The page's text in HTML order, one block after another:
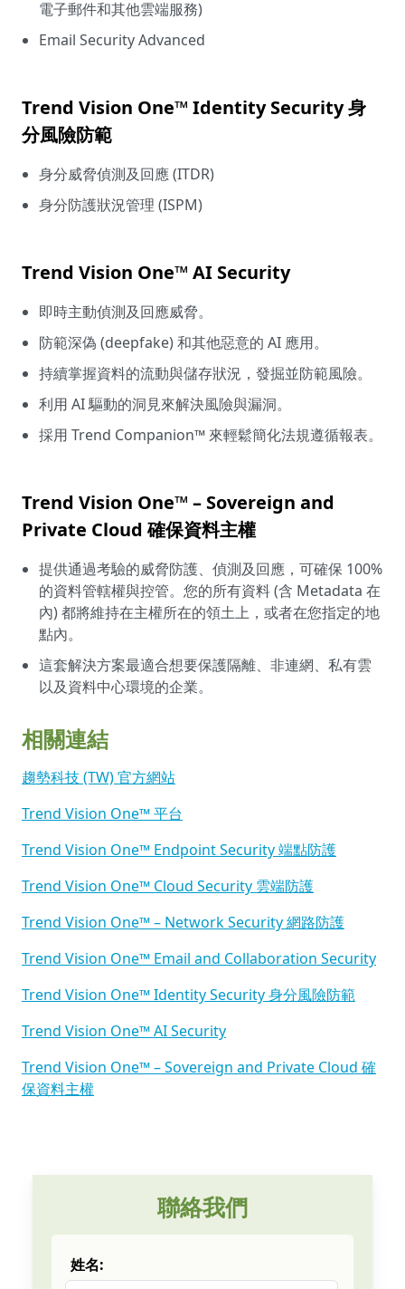
電子郵件和其他雲端服務)
Email Security Advanced
Trend Vision One™ Identity Security 身
分風險防範
身分威脅偵測及回應 (ITDR)
身分防護狀況管理 (ISPM)
Trend Vision One™ AI Security
即時主動偵測及回應威脅。
防範深偽 (deepfake) 和其他惡意的 AI 應用。
持續掌握資料的流動與儲存狀況，發掘並防範風險。
利用 AI 驅動的洞見來解決風險與漏洞。
採用 Trend Companion™ 來輕鬆簡化法規遵循報表。
Trend Vision One™ – Sovereign and
Private Cloud 確保資料主權
提供通過考驗的威脅防護、偵測及回應，可確保 100%
的資料管轄權與控管。您的所有資料 (含 Metadata 在
內) 都將維持在主權所在的領土上，或者在您指定的地
點內。
這套解決方案最適合想要保護隔離、非連網、私有雲
以及資料中心環境的企業。
相關連結
趨勢科技 (TW) 官方網站
Trend Vision One™ 平台
Trend Vision One™ Endpoint Security 端點防護
Trend Vision One™ Cloud Security 雲端防護
Trend Vision One™ – Network Security 網路防護
Trend Vision One™ Email and Collaboration Security
Trend Vision One™ Identity Security 身分風險防範
Trend Vision One™ AI Security
Trend Vision One™ – Sovereign and Private Cloud 確
保資料主權
聯絡我們
姓名: